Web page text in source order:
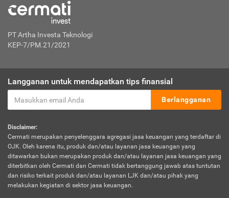
PT Artha Investa Teknologi
KEP-7/PM.21/2021
Langganan untuk mendapatkan tips finansial
Berlangganan
Disclaimer:
Cermati merupakan penyelenggara agregasi jasa keuangan yang terdaftar di
OJK. Oleh karena itu, produk dan/atau layanan jasa keuangan yang
ditawarkan bukan merupakan produk dan/atau layanan jasa keuangan yang
diterbitkan oleh Cermati dan Cermati tidak bertanggung jawab atas tuntutan
dan risiko terkait produk dan/atau layanan LJK dan/atau pihak yang
melakukan kegiatan di sektor jasa keuangan.